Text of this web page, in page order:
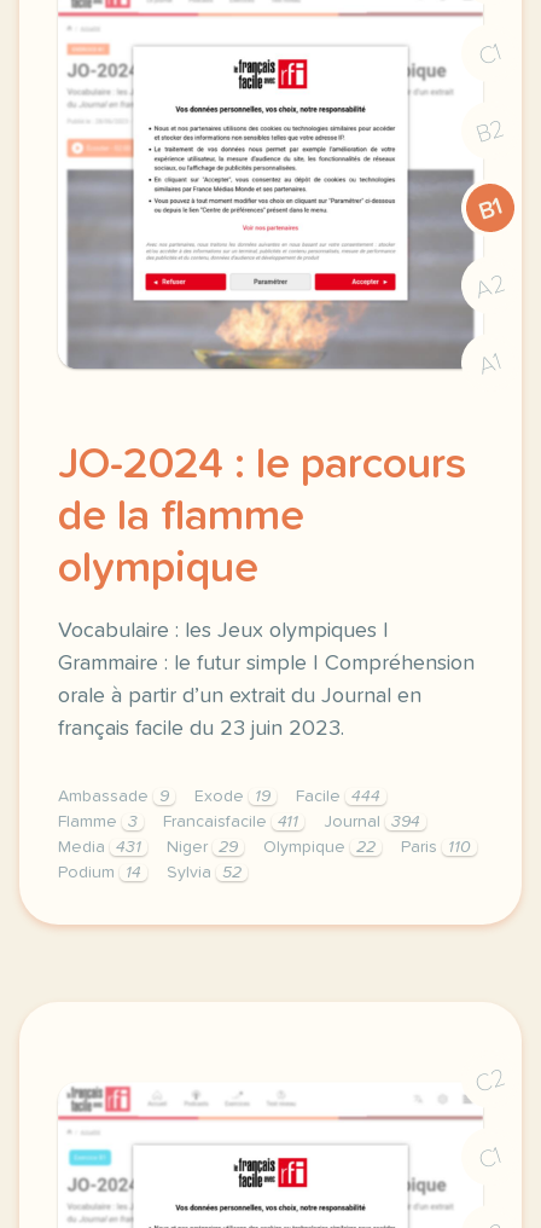
C1
B2
B1
A2
A1
JO-2024 : le parcours
de la flamme
olympique
Vocabulaire : les Jeux olympiques |
Grammaire : le futur simple | Compréhension
orale à partir d’un extrait du Journal en
français facile du 23 juin 2023.
Ambassade 9 Exode 19 Facile
444
Flamme
3 Francaisfacile 411 Journal
394
Media
431 Niger 29 Olympique 22 Paris
110
Podium
14 Sylvia 52
exercice b1 jo 2024 le parcours de la flamme
C2
C1